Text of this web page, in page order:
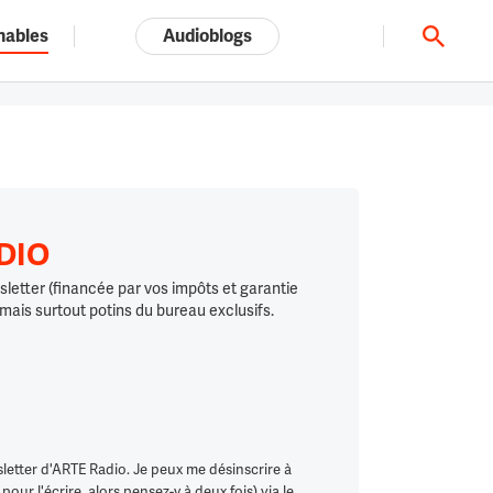
Tout l'univers ARTE.tv
Audioblogs
(financée par vos impôts et garantie
surtout potins du bureau exclusifs.
d'ARTE Radio. Je peux me désinscrire à